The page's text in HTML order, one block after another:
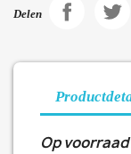
Delen
Op voorraad